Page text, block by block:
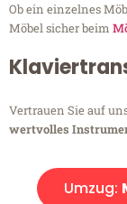
Ob ein einzelnes
Möbel sicher beim
Vertrauen Sie auf
wertvolles
Umzug: